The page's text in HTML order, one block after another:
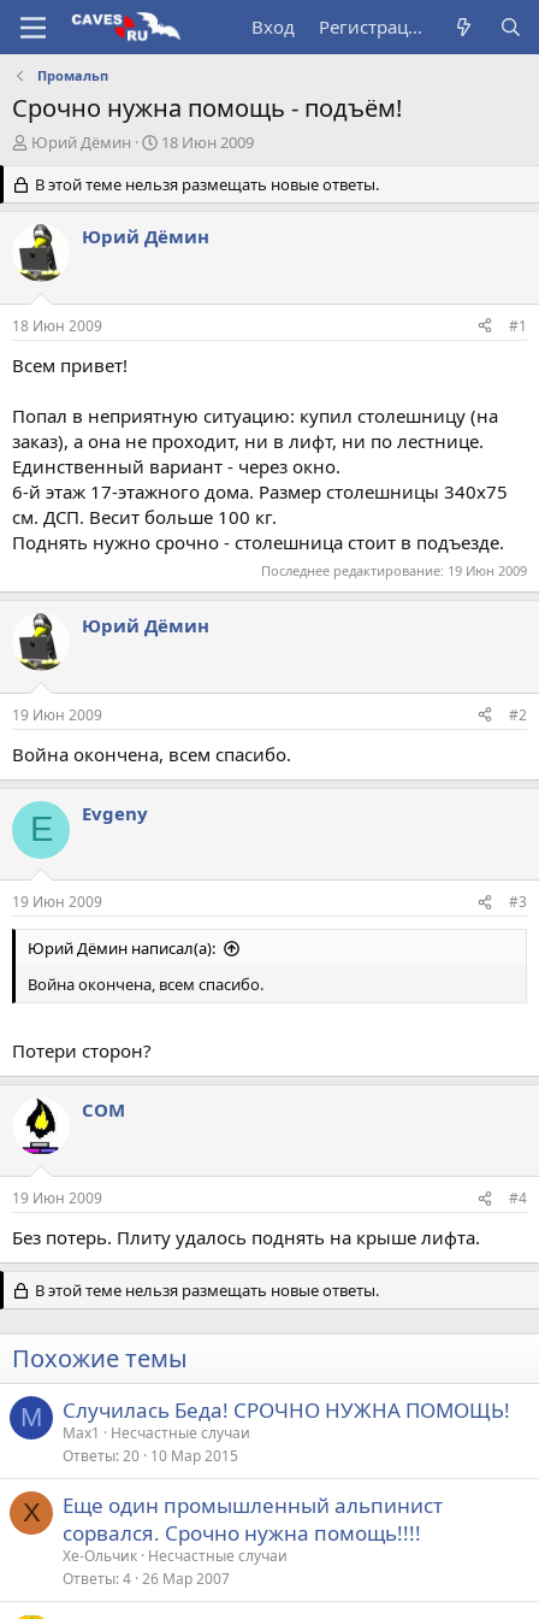
Вход Регистрация
Промальп
Срочно нужна помощь - подъём!
А
т
о
р
т
е
м
Юрий Дёмин
Д
т
а
н
а
а
18 Июн 2009
В этой теме нельзя размещать новые ответы.
Юрий Дёмин
18 Июн 2009 #1
Всем привет!
Попал в неприятную ситуацию: купил столешницу (на
заказ), а она не проходит, ни в лифт, ни по лестнице.
Единственный вариант - через окно.
6-й этаж 17-этажного дома. Размер столешницы 340х75
см. ДСП. Весит больше 100 кг.
Поднять нужно срочно - столешница стоит в подъезде.
Последнее редактирование: 19 Июн 2009
Юрий Дёмин
19 Июн 2009 #2
Война окончена, всем спасибо.
E Evgeny
19 Июн 2009 #3
Юрий Дёмин написал(а):
Война окончена, всем спасибо.
Потери сторон?
COM
19 Июн 2009 #4
Без потерь. Плиту удалось поднять на крыше лифта.
В этой теме нельзя размещать новые ответы.
Похожие темы
M Случилась Беда! СРОЧНО НУЖНА ПОМОЩЬ!
Max1
Несчастные случаи
Ответы 20 10 Мар 2015
Х
Еще один промышленный альпинист
сорвался. Срочно нужна помощь!!!!
Хе-Ольчик Несчастные случаи
Ответы 4 26 Мар 2007